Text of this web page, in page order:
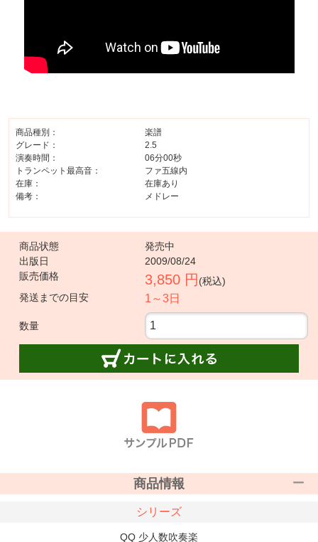
商品種別：
楽譜
グレード：
2.5
演奏時間：
06分00秒
トランペット最高音：
ファ五線内
在庫：
在庫あり
備考：
メドレー
商品状態
発売中
出版日
2009/08/24
販売価格
3,850 円 (税込)
発送までの目安
1～3日
数量
商品情報
シリーズ
QQ 少人数吹奏楽